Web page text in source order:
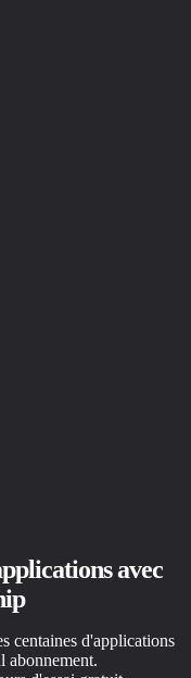
avec
centaines d'applications
abonnement.